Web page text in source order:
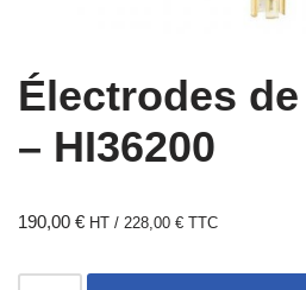
Électrodes
– HI36200
190,00 € HT / 228,00 € TTC